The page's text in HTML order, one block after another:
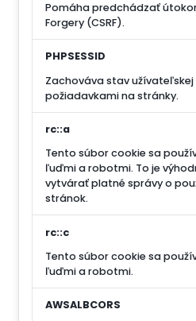
Pomáha predchádzať
Forgery (CSRF).
PHPSESSID
Zachováva stav
požiadavkami na stránky.
rc::a
Tento súbor cookie sa
ľuďmi a robotmi. To je
vytvárať platné správy o
stránok.
rc::c
Tento súbor cookie sa
ľuďmi a robotmi.
AWSALBCORS